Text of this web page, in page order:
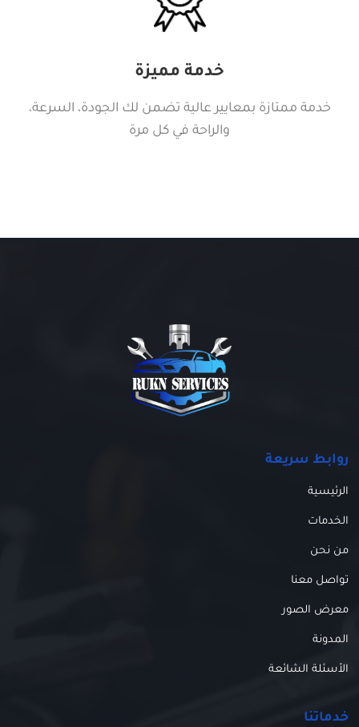
خدمة مميزة
خدمة ممتازة بمعايير عالية تضمن لك الجودة، السرعة،
والراحة في كل مرة
روابط سريعة
الرئيسية
الخدمات
من نحن
تواصل معنا
معرض الصور
المدونة
الأسئلة الشائعة
خدماتنا